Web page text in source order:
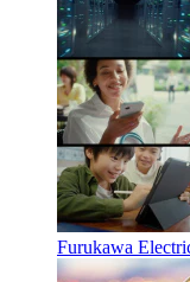
Furukawa